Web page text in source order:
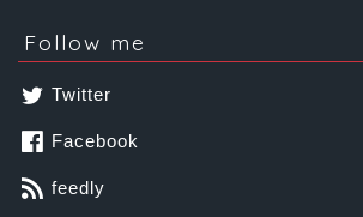
Follow me
Twitter
Facebook
feedly